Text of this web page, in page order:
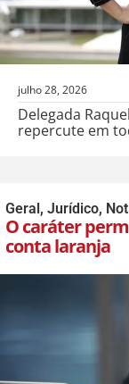
julho 28, 2026
Delegada
repercute em
Geral, Jurídico,
O caráter
conta laranja